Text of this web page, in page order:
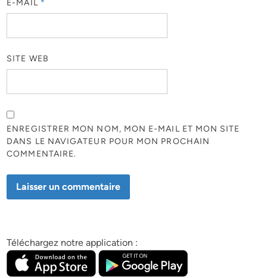
E-MAIL *
SITE WEB
ENREGISTRER MON NOM, MON E-MAIL ET MON SITE
DANS LE NAVIGATEUR POUR MON PROCHAIN
COMMENTAIRE.
Téléchargez notre application :